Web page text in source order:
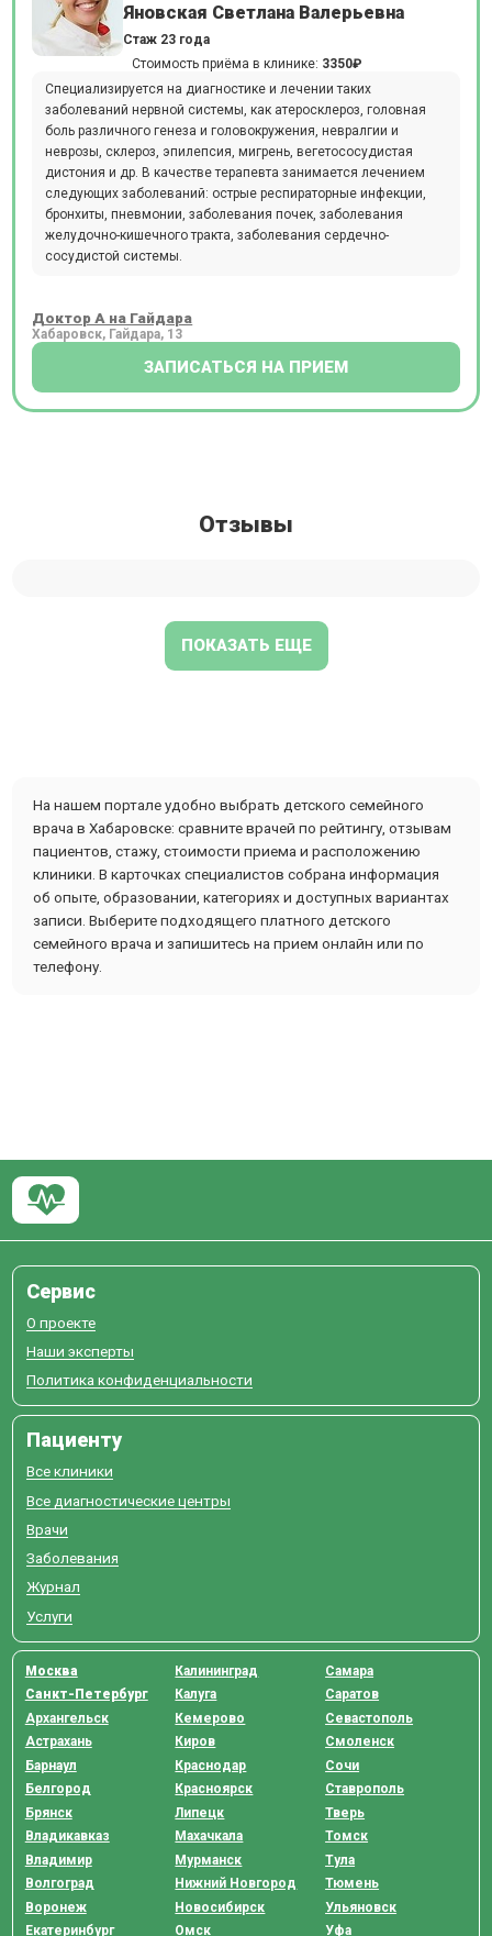
Яновская Светлана Валерьевна
Стаж 23 года
Стоимость приёма в клинике: 3350₽
Специализируется на диагностике и лечении таких
заболеваний нервной системы, как атеросклероз, головная
боль различного генеза и головокружения, невралгии и
неврозы, склероз, эпилепсия, мигрень, вегетососудистая
дистония и др. В качестве терапевта занимается лечением
следующих заболеваний: острые респираторные инфекции,
бронхиты, пневмонии, заболевания почек, заболевания
желудочно-кишечного тракта, заболевания сердечно-
сосудистой системы.
Доктор А на Гайдара
Хабаровск, Гайдара, 13
ЗАПИСАТЬСЯ НА ПРИЕМ
Отзывы
ПОКАЗАТЬ ЕЩЕ
На нашем портале удобно выбрать детского семейного
врача в Хабаровске: сравните врачей по рейтингу, отзывам
пациентов, стажу, стоимости приема и расположению
клиники. В карточках специалистов собрана информация
об опыте, образовании, категориях и доступных вариантах
записи. Выберите подходящего платного детского
семейного врача и запишитесь на прием онлайн или по
телефону.
Сервис
О проекте
Наши эксперты
Политика конфиденциальности
Пациенту
Все клиники
Все диагностические центры
Врачи
Заболевания
Журнал
Услуги
Москва
Санкт-Петербург
Архангельск
Астрахань
Барнаул
Белгород
Брянск
Владикавказ
Владимир
Волгоград
Воронеж
Екатеринбург
Калининград
Калуга
Кемерово
Киров
Краснодар
Красноярск
Липецк
Махачкала
Мурманск
Нижний Новгород
Новосибирск
Омск
Самара
Саратов
Севастополь
Смоленск
Сочи
Ставрополь
Тверь
Томск
Тула
Тюмень
Ульяновск
Уфа